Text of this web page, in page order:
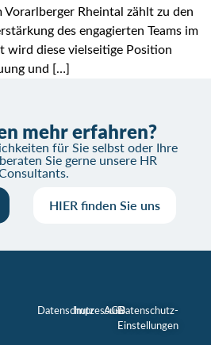
Rheintal zählt zu den
des engagierten Teams im
wird diese vielseitige Position
und […]
mehr erfahren?
für Sie selbst oder Ihre
Sie gerne unsere HR
HIER finden Sie uns
DatenschutzImpressum
AGBDatenschutz-
Einstellungen